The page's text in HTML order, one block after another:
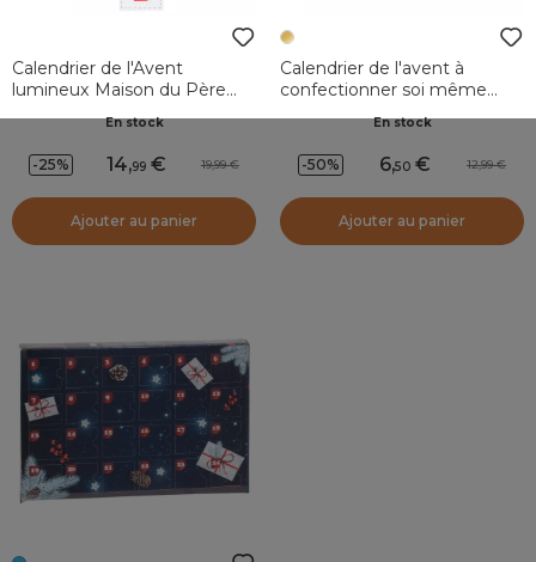
Calendrier de l'Avent
lumineux Maison du Père
En stock
-25% 14,99 19,99
Ajouter au panier
Calendrier de l'avent à
confectionner soi même
En stock
-50% 6,50 12,99
Ajouter au panier